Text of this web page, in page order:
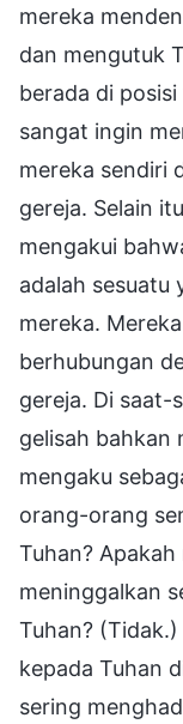
mereka
dan mengutuk
berada di
sangat ingin
mereka sendiri
gereja. Selain
mengakui
adalah sesuatu
mereka.
berhubungan
gereja. Di saat-
gelisah bahkan
mengaku
orang-orang
Tuhan?
meninggalkan
Tuhan?
kepada Tuhan
sering